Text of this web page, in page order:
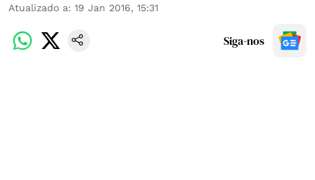
Atualizado a: 19 Jan 2016, 15:31
Siga-nos